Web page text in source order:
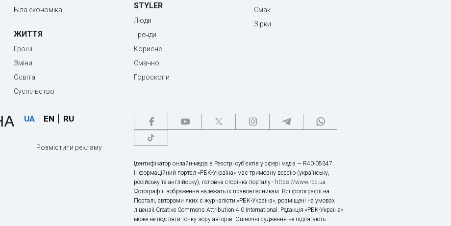
Біла економіка
ЖИТТЯ
Гроші
Зміни
Освіта
Суспільство
STYLER
Люди
Тренди
Корисне
Смачно
Гороскопи
Смак
Зірки
UA EN RU
Розмістити рекламу
Ідентифікатор онлайн-медіа в Реєстрі суб’єктів у сфері медіа — R40-05347
Інформаційний портал «РБК-Україна» має тримовну версію (українську,
російську та англійську), головна сторінка порталу - https://www.rbc.ua.
Фотографії, зображення належать їх правовласникам. Всі фотографії на
Порталі, авторами яких є журналісти «РБК-Україна», розміщені на умовах
ліцензії Creative Commons Attribution 4.0 International. Редакція «РБК-Україна»
може не поділяти точку зору авторів. Оціночні судження не підлягають